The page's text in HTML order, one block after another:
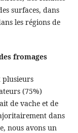
surfaces, dans
les régions de
fromages
plusieurs
(75%)
de vache et de
dans
nous avons un